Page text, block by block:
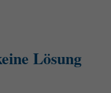
Lösung